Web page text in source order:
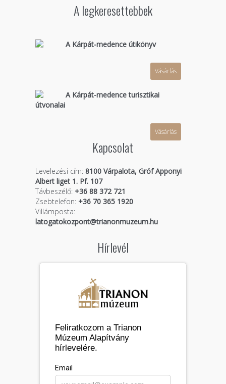
A legkeresettebbek
A Kárpát-medence útikönyv
Vásárlás
A Kárpát-medence turisztikai
útvonalai
Vásárlás
Kapcsolat
Levelezési cím: 8100 Várpalota, Gróf Apponyi
Albert liget 1. Pf. 107
Távbeszélő:+36 88 372 721
Zsebtelefon:+36 70 365 1920
Villámposta:
latogatokozpont@trianonmuzeum.hu
Hírlevél